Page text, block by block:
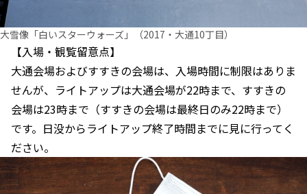
大雪像「白いスターウォーズ」（2017・大通10丁目）
【入場・観覧留意点】
大通会場およびすすきの会場は、入場時間に制限はありま
せんが、ライトアップは大通会場が22時まで、すすきの
会場は23時まで（すすきの会場は最終日のみ22時まで）
です。日没からライトアップ終了時間までに見に行ってく
ださい。